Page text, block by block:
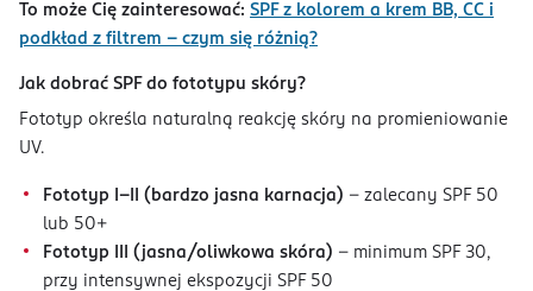
To może Cię zainteresować: SPF z kolorem a krem BB, CC i
podkład z filtrem – czym się różnią?
Jak dobrać SPF do fototypu skóry?
Fototyp określa naturalną reakcję skóry na promieniowanie
UV.
Fototyp I–II (bardzo jasna karnacja) – zalecany SPF 50
lub 50+
Fototyp III (jasna/oliwkowa skóra) – minimum SPF 30,
przy intensywnej ekspozycji SPF 50